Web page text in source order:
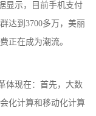
示，目前手机支付
达到3700多万，美丽
正在成为潮流。
现在：首先，大数
化计算和移动化计算